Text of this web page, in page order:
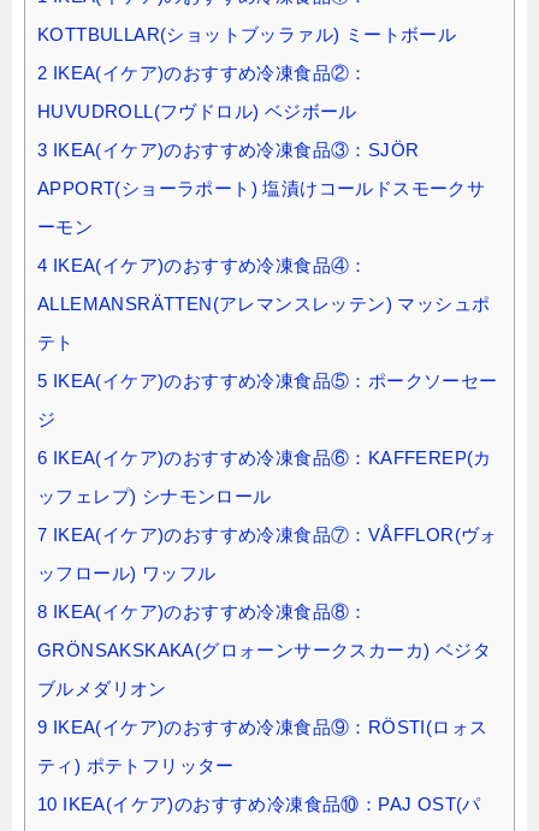
KOTTBULLAR(ショットブッラァル) ミートボール
2 IKEA(イケア)のおすすめ冷凍食品②：
HUVUDROLL(フヴドロル) ベジボール
3 IKEA(イケア)のおすすめ冷凍食品③：SJÖR
APPORT(ショーラポート) 塩漬けコールドスモークサ
ーモン
4 IKEA(イケア)のおすすめ冷凍食品④：
ALLEMANSRÄTTEN(アレマンスレッテン) マッシュポ
テト
5 IKEA(イケア)のおすすめ冷凍食品⑤：ポークソーセー
ジ
6 IKEA(イケア)のおすすめ冷凍食品⑥：KAFFEREP(カ
ッフェレプ) シナモンロール
7 IKEA(イケア)のおすすめ冷凍食品⑦：VÅFFLOR(ヴォ
ッフロール) ワッフル
8 IKEA(イケア)のおすすめ冷凍食品⑧：
GRÖNSAKSKAKA(グロォーンサークスカーカ) ベジタ
ブルメダリオン
9 IKEA(イケア)のおすすめ冷凍食品⑨：RÖSTI(ロォス
ティ) ポテトフリッター
10 IKEA(イケア)のおすすめ冷凍食品⑩：PAJ OST(パ